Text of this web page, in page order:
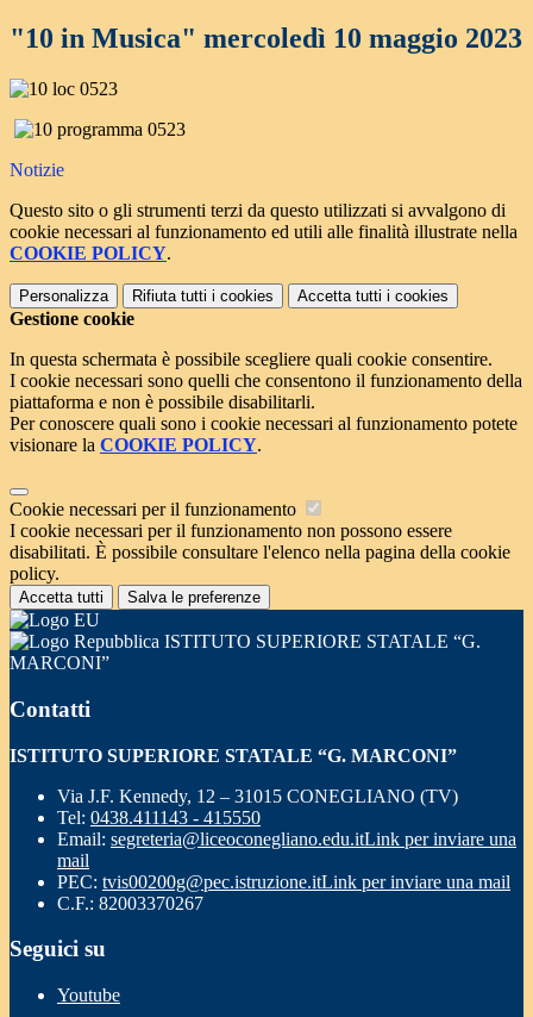
"10 in Musica" mercoledì 10 maggio 2023
Notizie
Questo sito o gli strumenti terzi da questo utilizzati si avvalgono di
cookie necessari al funzionamento ed utili alle finalità illustrate nella
COOKIE POLICY.
Personalizza Rifiuta tutti i cookies Accetta tutti i cookies
Gestione cookie
In questa schermata è possibile scegliere quali cookie consentire.
I cookie necessari sono quelli che consentono il funzionamento della
piattaforma e non è possibile disabilitarli.
Per conoscere quali sono i cookie necessari al funzionamento potete
visionare la COOKIE POLICY.
Cookie necessari per il funzionamento
I cookie necessari per il funzionamento non possono essere
disabilitati. È possibile consultare l'elenco nella pagina della cookie
policy.
Accetta tutti Salva le preferenze
ISTITUTO SUPERIORE STATALE “G.
MARCONI”
Contatti
ISTITUTO SUPERIORE STATALE “G. MARCONI”
Via J.F. Kennedy, 12 – 31015 CONEGLIANO (TV)
Tel: 0438.411143 - 415550
Email: segreteria@liceoconegliano.edu.itLink per inviare una
mail
PEC: tvis00200g@pec.istruzione.itLink per inviare una mail
C.F.: 82003370267
Seguici su
Youtube